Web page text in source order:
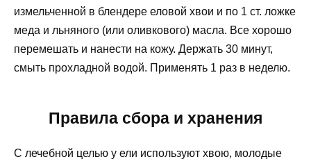
измельченной в блендере еловой хвои и по 1 ст. ложке
меда и льняного (или оливкового) масла. Все хорошо
перемешать и нанести на кожу. Держать 30 минут,
смыть прохладной водой. Применять 1 раз в неделю.
Правила сбора и хранения
С лечебной целью у ели используют хвою, молодые